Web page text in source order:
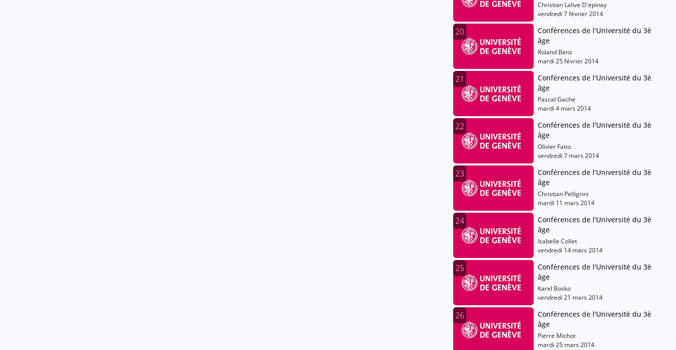
Christian Lalive D'epinay
vendredi 7 février 2014
20
Conférences de l'Université du 3è
âge
Roland Benz
mardi 25 février 2014
21
Conférences de l'Université du 3è
âge
Pascal Gache
mardi 4 mars 2014
22
Conférences de l'Université du 3è
âge
Olivier Fatio
vendredi 7 mars 2014
23
Conférences de l'Université du 3è
âge
Christian Pelligrini
mardi 11 mars 2014
24
Conférences de l'Université du 3è
âge
Isabelle Collet
vendredi 14 mars 2014
25
Conférences de l'Université du 3è
âge
Karel Bosko
vendredi 21 mars 2014
26
Conférences de l'Université du 3è
âge
Pierre Michot
mardi 25 mars 2014